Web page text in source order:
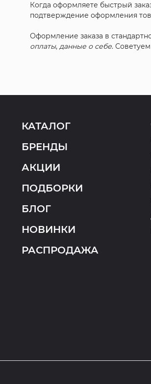
Когда оформляете быстрый
подтверждение оформления
Оформление заказа в
оплаты,данные о себе.
КАТАЛОГ
БРЕНДЫ
АКЦИИ
ПОДБОРКИ
БЛОГ
НОВИНКИ
РАСПРОДАЖА